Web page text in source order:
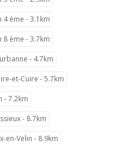
4 ème - 3.1km
8 ème - 3.7km
- 4.7km
et-Cuire - 5.7km
- 7.2km
- 8.7km
en-Velin - 8.9km